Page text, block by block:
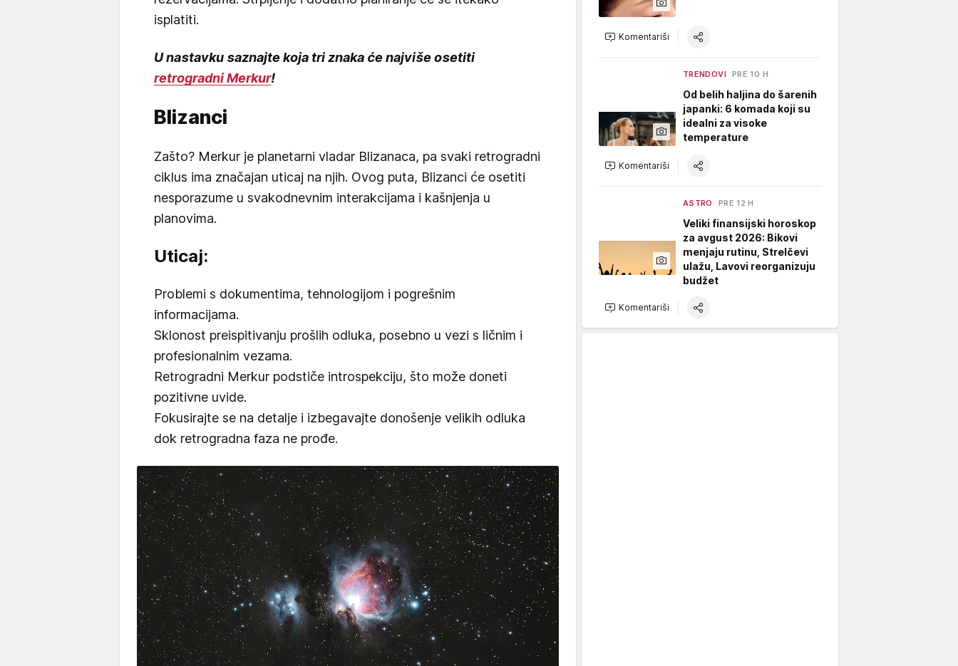
isplatiti.
U nastavku saznajte koja tri znaka će najviše osetiti
retrogradni Merkur!
Blizanci
Zašto? Merkur je planetarni vladar Blizanaca, pa svaki retrogradni
ciklus ima značajan uticaj na njih. Ovog puta, Blizanci će osetiti
nesporazume u svakodnevnim interakcijama i kašnjenja u
planovima.
Uticaj:
Problemi s dokumentima, tehnologijom i pogrešnim
informacijama.
Sklonost preispitivanju prošlih odluka, posebno u vezi s ličnim i
profesionalnim vezama.
Retrogradni Merkur podstiče introspekciju, što može doneti
pozitivne uvide.
Fokusirajte se na detalje i izbegavajte donošenje velikih odluka
dok retrogradna faza ne prođe.
Komentariši
TRENDOVI PRE 10 H
Od belih haljina do šarenih
japanki: 6 komada koji su
idealni za visoke
temperature
Komentariši
ASTRO PRE 12 H
Veliki finansijski horoskop
za avgust 2026: Bikovi
menjaju rutinu, Strelčevi
ulažu, Lavovi reorganizuju
budžet
Komentariši